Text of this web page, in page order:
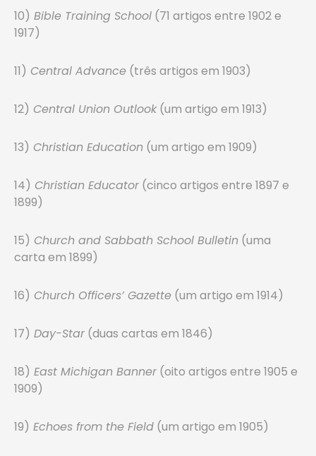
10) Bible Training School (71 artigos entre 1902 e
1917)
11) Central Advance (três artigos em 1903)
12) Central Union Outlook(um artigo em 1913)
13) Christian Education (um artigo em 1909)
14) Christian Educator (cinco artigos entre 1897 e
1899)
15) Church and Sabbath School Bulletin (uma
carta em 1899)
16) Church Officers’ Gazette (um artigo em 1914)
17) Day-Star (duas cartas em 1846)
18) East Michigan Banner (oito artigos entre 1905 e
1909)
19) Echoes from the Field (um artigo em 1905)